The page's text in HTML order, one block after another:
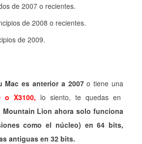
de 2007 o recientes.
de 2008 o recientes.
de 2009.
Mac es anterior a 2007o tiene una
o X3100, lo siento, te quedas en
Mountain Lion ahora solo funciona
como el núcleo) en 64 bits,
antiguas en 32 bits.